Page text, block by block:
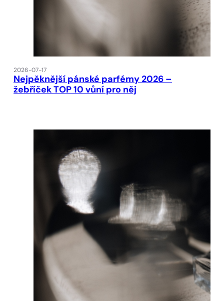
2026-07-17
Nejpěknější pánské parfémy 2026 –
žebříček TOP 10 vůní pro něj